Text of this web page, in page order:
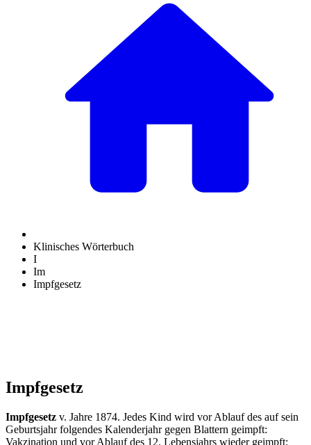
Klinisches Wörterbuch
I
Im
Impfgesetz
Impfgesetz
Impfgesetz v. Jahre 1874. Jedes Kind wird vor Ablauf des auf sein
Geburtsjahr folgendes Kalenderjahr gegen Blattern geimpft:
Vakzination und vor Ablauf des 12. Lebensjahrs wieder geimpft: